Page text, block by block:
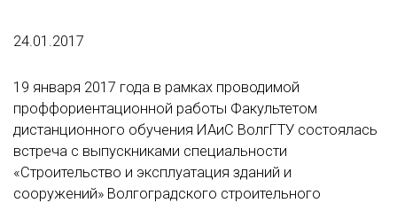
24.01.2017
19 января 2017 года в рамках проводимой
проффориентационной работы Факультетом
дистанционного обучения ИАиС ВолгГТУ состоялась
встреча с выпускниками специальности
«Строительство и эксплуатация зданий и
сооружений» Волгоградского строительного